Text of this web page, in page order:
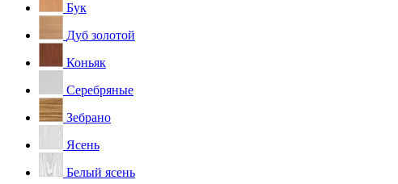
Бук
Дуб золотой
Коньяк
Серебряные
Зебрано
Ясень
Белый ясень